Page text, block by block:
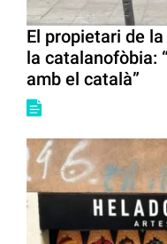
El propietari de
la catalanofòbia:
amb el català”